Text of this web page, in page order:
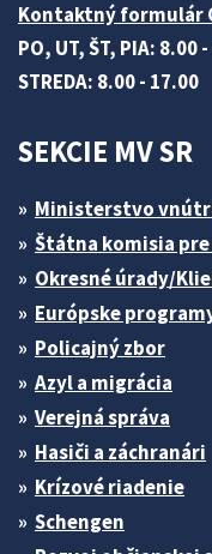
Kontaktný formulár
PO, UT, ŠT, PIA: 8.00
STREDA: 8.00 - 17.00
SEKCIE MV SR
Ministerstvo
Štátna komisia
Okresné úrady/
Európske
Policajný zbor
Azyl a migrácia
Verejná správa
Hasiči a záchranári
Krízové riadenie
Schengen